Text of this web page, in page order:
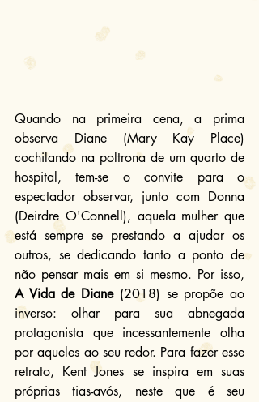
Quando na primeira cena, a prima
observa Diane (Mary Kay Place)
cochilando na poltrona de um quarto de
hospital, tem-se o convite para o
espectador observar, junto com Donna
(Deirdre O'Connell), aquela mulher que
está sempre se prestando a ajudar os
outros, se dedicando tanto a ponto de
A Vida de Diane (2018) se propõe ao
inverso: olhar para sua abnegada
protagonista que incessantemente olha
por aqueles ao seu redor. Para fazer esse
retrato, Kent Jones se inspira em suas
próprias tias-avós, neste que é seu